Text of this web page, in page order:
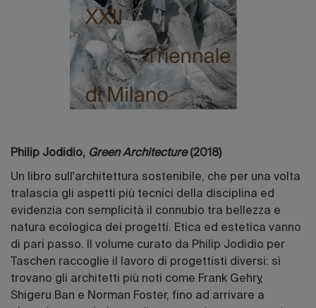
Philip Jodidio, Green Architecture(2018)
Un libro sull'architettura sostenibile, che per una volta
tralascia gli aspetti più tecnici della disciplina ed
evidenzia con semplicità il connubio tra bellezza e
natura ecologica dei progetti. Etica ed estetica vanno
di pari passo. Il volume curato da Philip Jodidio per
Taschen raccoglie il lavoro di progettisti diversi: si
trovano gli architetti più noti come Frank Gehry,
Shigeru Ban e Norman Foster, fino ad arrivare a